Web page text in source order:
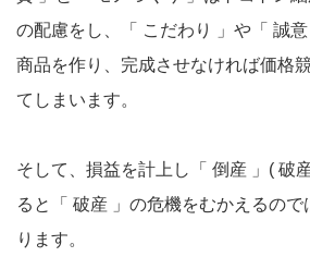
の配慮をし、「 こだわり 」や「 誠
商品を作り、完成させなければ価格
てしまいます。
そして、損益を計上し「 倒産 」( 破
ると「 破産 」の危機をむかえるの
ります。